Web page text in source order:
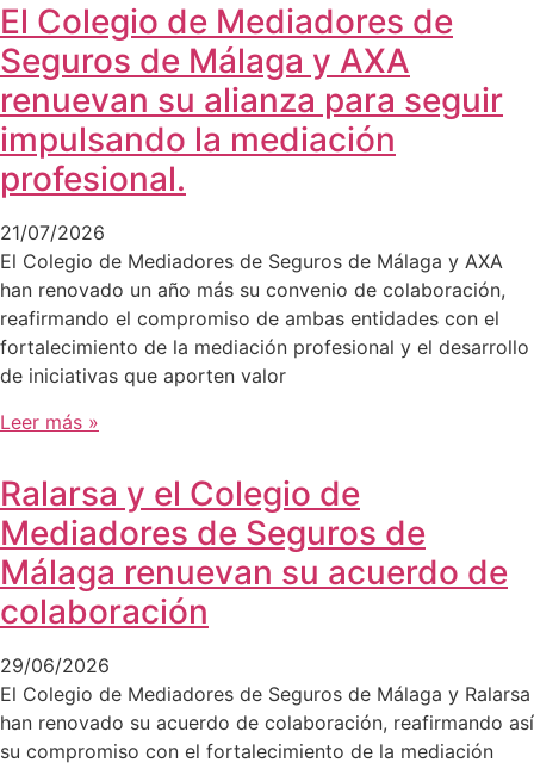
El Colegio de Mediadores de
Seguros de Málaga y AXA
renuevan su alianza para seguir
impulsando la mediación
profesional.
21/07/2026
El Colegio de Mediadores de Seguros de Málaga y AXA
han renovado un año más su convenio de colaboración,
reafirmando el compromiso de ambas entidades con el
fortalecimiento de la mediación profesional y el desarrollo
de iniciativas que aporten valor
Leer más »
Ralarsa y el Colegio de
Mediadores de Seguros de
Málaga renuevan su acuerdo de
colaboración
29/06/2026
El Colegio de Mediadores de Seguros de Málaga y Ralarsa
han renovado su acuerdo de colaboración, reafirmando así
su compromiso con el fortalecimiento de la mediación